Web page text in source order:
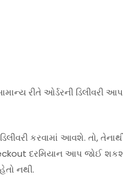
રીતે ઓર્ડરની ડિલીવરી
કરવામાં આવશે. તો,
દરમિયાન આપ જોઈ
નથી.